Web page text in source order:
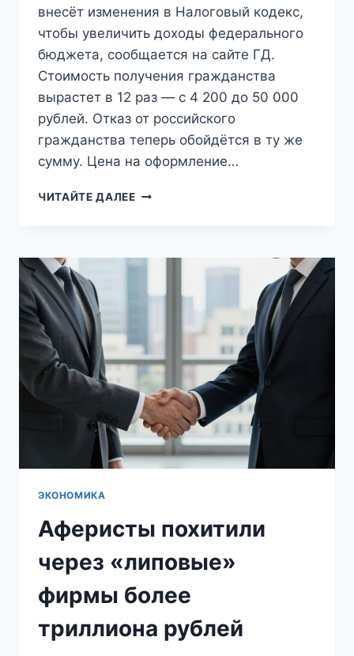
внесёт изменения в Налоговый кодекс,
чтобы увеличить доходы федерального
бюджета, сообщается на сайте ГД.
Стоимость получения гражданства
вырастет в 12 раз — с 4 200 до 50 000
рублей. Отказ от российского
гражданства теперь обойдётся в ту же
сумму. Цена на оформление…
ЧИТАЙТЕ ДАЛЕЕВ
О
ПОШЛИН
В
12
РАЗ
И
СОКРАТИЛИ
СРОКИ
ПРОХОЖДЕНИЯ
МЕДОСМОТРА
ЭКОНОМИКА
Аферисты похитили
через «липовые»
фирмы более
триллиона рублей